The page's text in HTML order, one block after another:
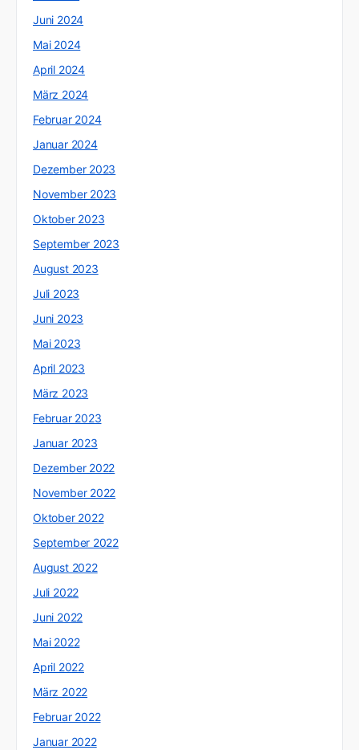
Juni 2024
Mai 2024
April 2024
März 2024
Februar 2024
Januar 2024
Dezember 2023
November 2023
Oktober 2023
September 2023
August 2023
Juli 2023
Juni 2023
Mai 2023
April 2023
März 2023
Februar 2023
Januar 2023
Dezember 2022
November 2022
Oktober 2022
September 2022
August 2022
Juli 2022
Juni 2022
Mai 2022
April 2022
März 2022
Februar 2022
Januar 2022